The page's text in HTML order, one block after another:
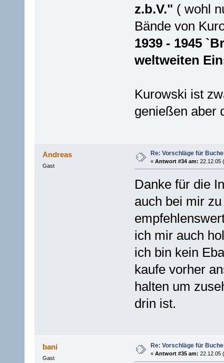
z.b.V." ( wohl
Bände von
1939 - 1945
weltweiten
Kurowski ist
genießen aber
Andreas
Gast
Re: Vorschläge für
« Antwort #34 am: 22.12.05
Danke für die
auch bei mir
ich mir auch
ich bin kein
kaufe vorher
halten um
drin ist.
bani
Gast
Re: Vorschläge für
« Antwort #35 am: 22.12.05